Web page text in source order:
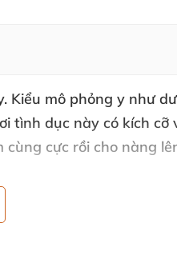
. Kiểu mô phỏng y như
tình dục này có kích cỡ
cực rồi cho nàng